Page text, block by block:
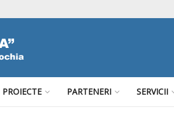
PROIECTE PARTENERI SERVICII